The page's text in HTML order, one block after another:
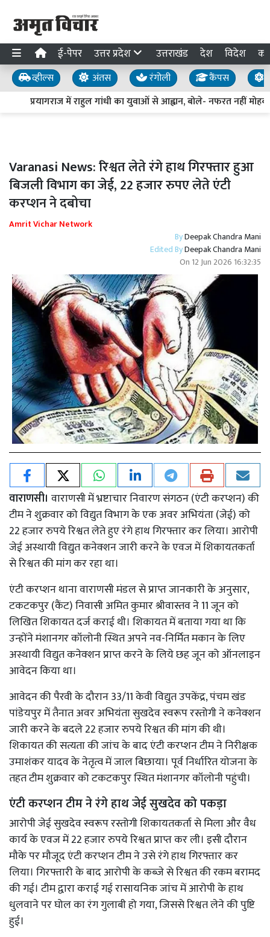
ई-पेपर उत्तर प्रदेश उत्तराखंड देश विदेश
व्हील्स अंतस रंगोली कैंपस
प्रयागराज में राहुल गांधी का युवाओं से आह्वान, बोले- नफरत नहीं
Varanasi News: रिश्वत लेते रंगे हाथ गिरफ्तार हुआ
बिजली विभाग का जेई, 22 हजार रुपए लेते एंटी
करप्शन ने दबोचा
Amrit Vichar Network
ByDeepak Chandra Mani
Edited ByDeepak Chandra Mani
On 12 Jun 2026 16:32:35
वाराणसी। वाराणसी में भ्रष्टाचार निवारण संगठन (एंटी करप्शन) की
टीम ने शुक्रवार को विद्युत विभाग के एक अवर अभियंता (जेई) को
22 हजार रुपये रिश्वत लेते हुए रंगे हाथ गिरफ्तार कर लिया। आरोपी
जेई अस्थायी विद्युत कनेक्शन जारी करने के एवज में शिकायतकर्ता
से रिश्वत की मांग कर रहा था।
एंटी करप्शन थाना वाराणसी मंडल से प्राप्त जानकारी के अनुसार,
टकटकपुर (कैंट) निवासी अमित कुमार श्रीवास्तव ने 11 जून को
लिखित शिकायत दर्ज कराई थी। शिकायत में बताया गया था कि
उन्होंने मंशानगर कॉलोनी स्थित अपने नव-निर्मित मकान के लिए
अस्थायी विद्युत कनेक्शन प्राप्त करने के लिये छह जून को ऑनलाइन
आवेदन किया था।
आवेदन की पैरवी के दौरान 33/11 केवी विद्युत उपकेंद्र, पंचम खंड
पांडेयपुर में तैनात अवर अभियंता सुखदेव स्वरूप रस्तोगी ने कनेक्शन
जारी करने के बदले 22 हजार रुपये रिश्वत की मांग की थी।
शिकायत की सत्यता की जांच के बाद एंटी करप्शन टीम ने निरीक्षक
उमाशंकर यादव के नेतृत्व में जाल बिछाया। पूर्व निर्धारित योजना के
तहत टीम शुक्रवार को टकटकपुर स्थित मंशानगर कॉलोनी पहुंची।
एंटी करप्शन टीम ने रंगे हाथ जेई सुखदेव को पकड़ा
आरोपी जेई सुखदेव स्वरूप रस्तोगी शिकायतकर्ता से मिला और वैध
कार्य के एवज में 22 हजार रुपये रिश्वत प्राप्त कर ली। इसी दौरान
मौके पर मौजूद एंटी करप्शन टीम ने उसे रंगे हाथ गिरफ्तार कर
लिया। गिरफ्तारी के बाद आरोपी के कब्जे से रिश्वत की रकम बरामद
की गई। टीम द्वारा कराई गई रासायनिक जांच में आरोपी के हाथ
धुलवाने पर घोल का रंग गुलाबी हो गया, जिससे रिश्वत लेने की पुष्टि
हुई।